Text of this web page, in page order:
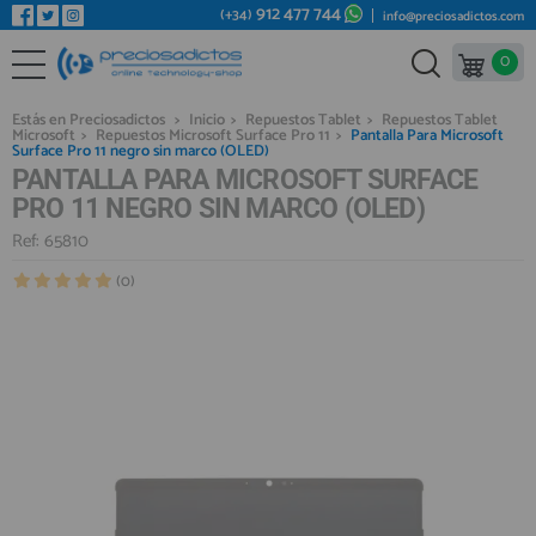
REPUESTOS MÓVILES
REPUESTOS TABLET
REPUESTOS RELOJES INTELIGENTES
REPUESTOS VIDEOCONSOLAS
REPUESTOS MACBOOK
REPUESTOS OTROS DISPOSITIVOS
MÓVILES REACONDICIONADOS
Bienvenid@ otra vez
YA SOY CLIENTE
Recordarme
¿ERES NUEVO?
(+34) 912 477 744 info@preciosadictos.com
0
Estás en Preciosadictos > Inicio > Repuestos Tablet > Repuestos Tablet
Microsoft > Repuestos Microsoft Surface Pro 11 > Pantalla Para Microsoft
Surface Pro 11 negro sin marco (OLED)
PANTALLA PARA MICROSOFT SURFACE
PRO 11 NEGRO SIN MARCO (OLED)
Ref: 65810
(0)